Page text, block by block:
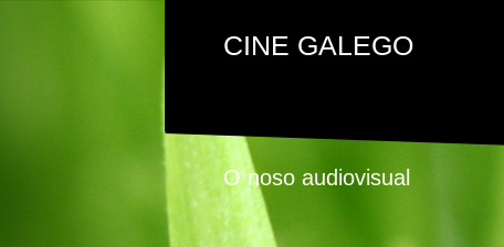
CINE GALEGO
O noso audiovisual